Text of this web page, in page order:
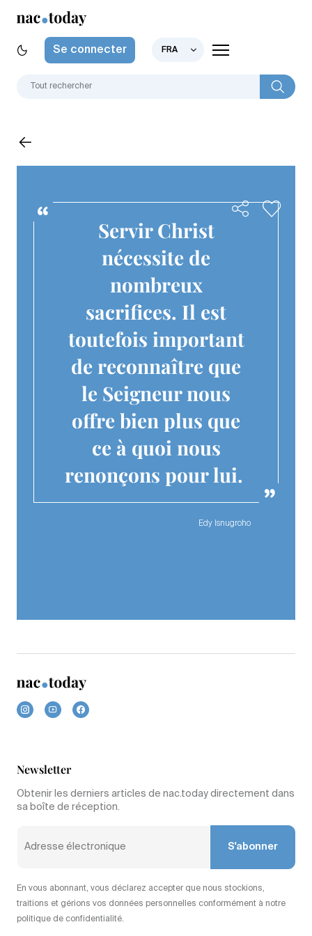
Se connecter FRA
Servir Christ
nécessite de
nombreux
sacrifices. Il est
toutefois important
de reconnaître que
le Seigneur nous
offre bien plus que
ce à quoi nous
renonçons pour lui.
Edy Isnugroho
Newsletter
Obtenir les derniers articles de nac.today directement dans
sa boîte de réception.
S'abonner
En vous abonnant, vous déclarez accepter que nous stockions,
traitions et gérions vos données personnelles conformément à notre
politique de confidentialité.